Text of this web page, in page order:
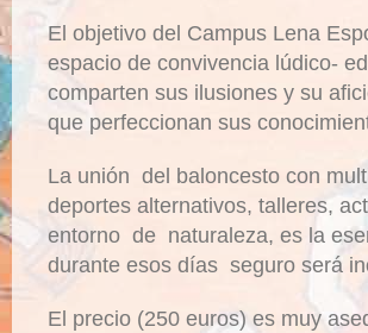
El objetivo del Campus Lena
espacio de convivencia lúdico-
comparten sus ilusiones y su
que perfeccionan sus
La unión del baloncesto con
deportes alternativos, talleres,
entorno de naturaleza, es la
durante esos días seguro será
El precio (250 euros) es muy